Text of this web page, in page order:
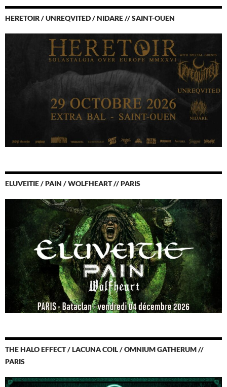
HERETOIR / UNREQVITED / NIDARE // SAINT-OUEN
ELUVEITIE / PAIN / WOLFHEART // PARIS
THE HALO EFFECT / LACUNA COIL / OMNIUM GATHERUM //
PARIS